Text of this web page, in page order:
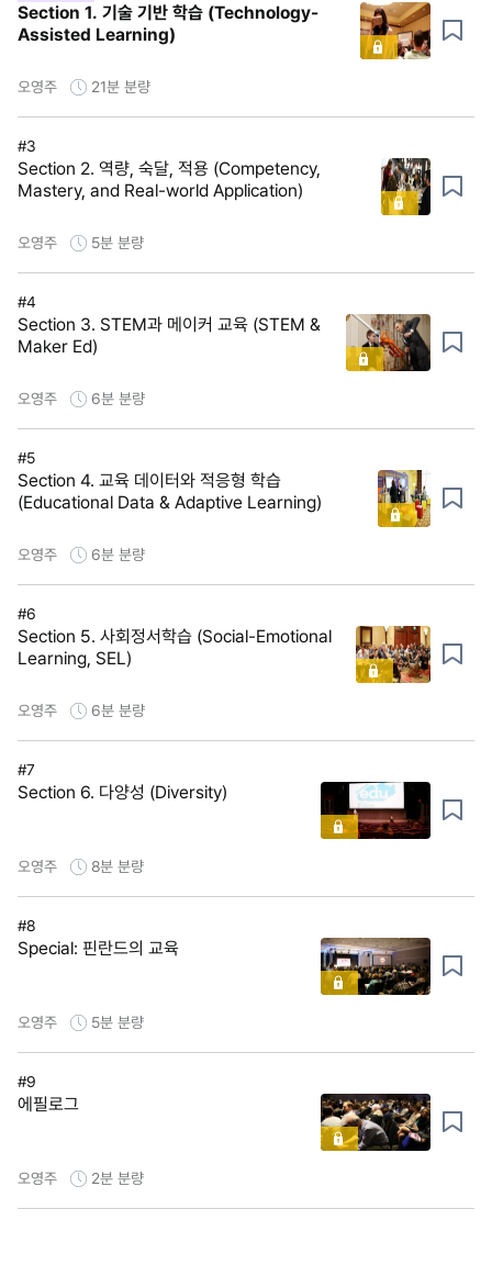
Section 1. 기술 기반 학습 (Technology-
Assisted Learning)
오영주 21분 분량
#3
Section 2. 역량, 숙달, 적용 (Competency,
Mastery, and Real-world Application)
오영주 5분 분량
#4
Section 3. STEM과 메이커 교육 (STEM &
Maker Ed)
오영주 6분 분량
#5
Section 4. 교육 데이터와 적응형 학습
(Educational Data & Adaptive Learning)
오영주 6분 분량
#6
Section 5. 사회정서학습 (Social-Emotional
Learning, SEL)
오영주 6분 분량
#7
Section 6. 다양성 (Diversity)
오영주 8분 분량
#8
Special: 핀란드의 교육
오영주 5분 분량
#9
에필로그
오영주 2분 분량